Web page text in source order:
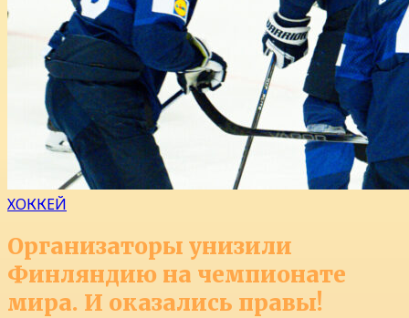
ХОККЕЙ
Организаторы унизили
Финляндию на чемпионате
мира. И оказались правы!